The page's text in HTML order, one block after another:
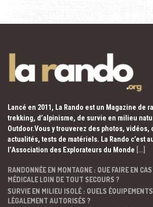
Lancé en 2011, La Rando est un Magazine de
trekking, d’alpinisme, de survie en milieu
Outdoor.Vous y trouverez des photos, vidéos,
actualités, tests de matériels. La Rando c’est
l’Association des Explorateurs du Monde […]
RANDONNÉE EN MONTAGNE : QUE FAIRE EN CAS
MÉDICALE LOIN DE TOUT SECOURS ?
SURVIE EN MILIEU ISOLÉ : QUELS
LÉGALEMENT AUTORISÉS ?